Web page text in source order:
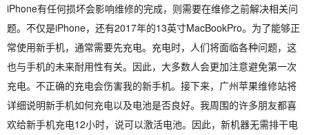
iPhone有任何损坏会影响维修的完成，则需要在维修之前解决相关问
题。不仅是iPhone，还有2017年的13英寸MacBookPro。为了能够正
常使用新手机，通常需要先充电。充电时，人们将面临各种问题，这
也与手机的未来耐用性有关。因此，大多数人会更加注意避免第一次
充电。不正确的充电会伤害我的新手机。接下来，广州苹果维修站将
详细说明新手机如何充电以及电池是否良好。我周围的许多朋友都喜
欢给新手机充电12小时，说可以激活电池。因此，新机器无需排干电